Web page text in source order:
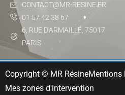
CONTACT@MR-RESINE.FR
01 57 42 38 67
6, RUE D'ARMAILLÉ, 75017
PARIS
Copyright © MR RésineMentions
Mes zones d'intervention